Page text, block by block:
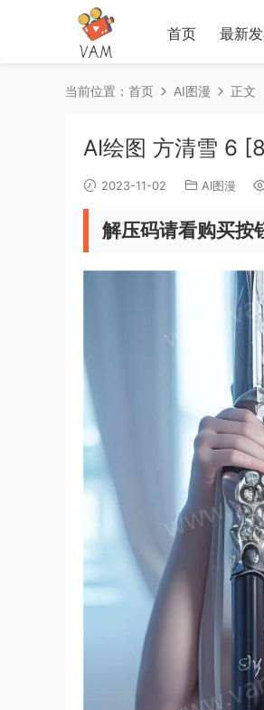
首页 最新
当前位置： 首页 AI图漫 正文
AI绘图 方清雪 6
2023-11-02 AI图漫
解压码请看购买按